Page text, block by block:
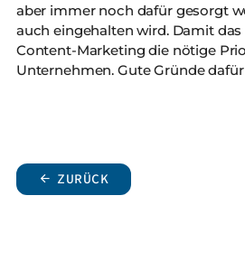
aber immer noch dafür gesorgt
auch eingehalten wird. Damit
Content-Marketing die nötige
Unternehmen. Gute Gründe
ZURÜCK